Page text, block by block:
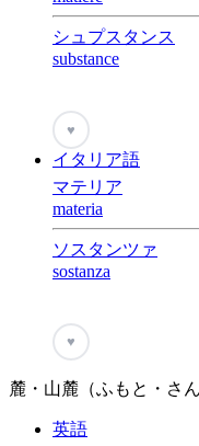
シュプスタンス
substance
♥
イタリア語
マテリア
materia
ソスタンツァ
sostanza
♥
麓・山麓（ふもと・さん
英語